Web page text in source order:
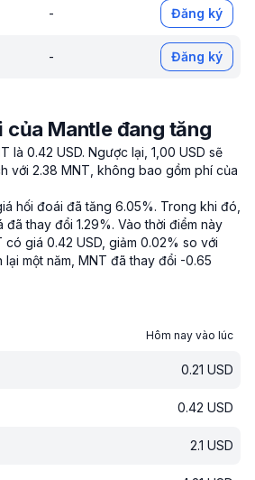
- Đăng ký
- Đăng ký
của Mantle đang tăng
là 0.42 USD. Ngược lại, 1,00 USD sẽ
với 2.38 MNT, không bao gồm phí của
hối đoái đã tăng 6.05%. Trong khi đó,
thay đổi 1.29%. Vào thời điểm này
có giá 0.42 USD, giảm 0.02% so với
lại một năm, MNT đã thay đổi -0.65
Hôm nay vào lúc
0.21 USD
0.42 USD
2.1 USD